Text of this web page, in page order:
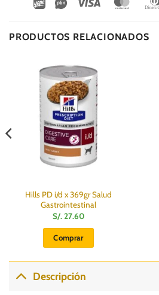
PRODUCTOS RELACIONADOS
Hills PD i/d x 369gr Salud
Gastrointestinal
S/.27.60
Comprar
Descripción